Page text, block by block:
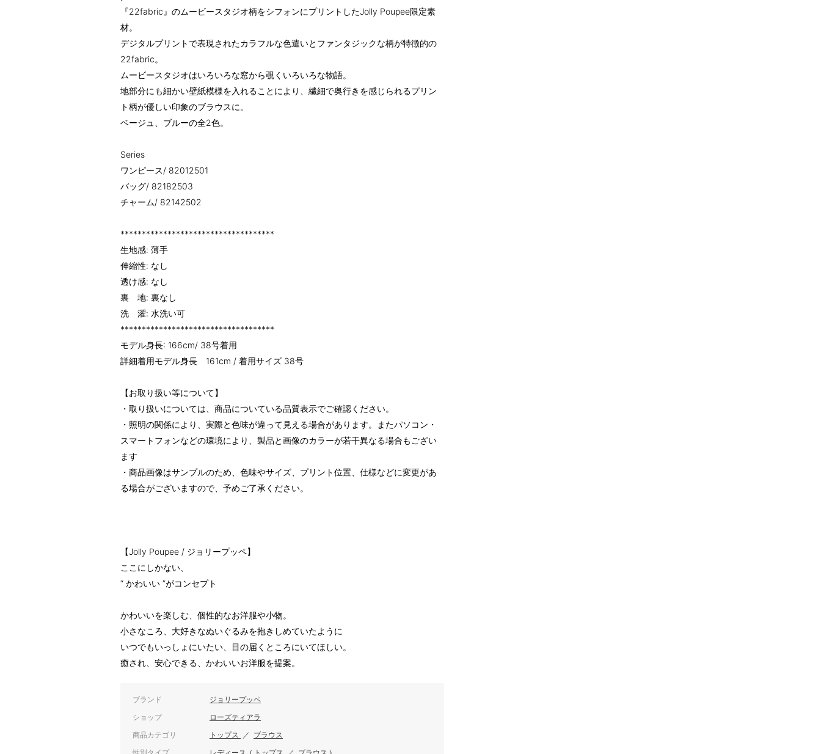
『22fabric』のムービースタジオ柄をシフォンにプリントしたJolly Poupee限定素
材。
デジタルプリントで表現されたカラフルな色遣いとファンタジックな柄が特徴的の
22fabric。
ムービースタジオはいろいろな窓から覗くいろいろな物語。
地部分にも細かい壁紙模様を入れることにより、繊細で奥行きを感じられるプリン
ト柄が優しい印象のブラウスに。
ベージュ、ブルーの全2色。
Series
ワンピース/ 82012501
バッグ/ 82182503
チャーム/ 82142502
************************************
生地感: 薄手
伸縮性: なし
透け感: なし
裏 地: 裏なし
洗 濯: 水洗い可
************************************
モデル身長: 166cm/ 38号着用
詳細着用モデル身長 161cm / 着用サイズ 38号
【お取り扱い等について】
・取り扱いについては、商品についている品質表示でご確認ください。
・照明の関係により、実際と色味が違って見える場合があります。またパソコン・
スマートフォンなどの環境により、製品と画像のカラーが若干異なる場合もござい
ます
・商品画像はサンプルのため、色味やサイズ、プリント位置、仕様などに変更があ
る場合がございますので、予めご了承ください。
【Jolly Poupee / ジョリープッペ】
ここにしかない、
“ かわいい ”がコンセプト
かわいいを楽しむ、個性的なお洋服や小物。
小さなころ、大好きなぬいぐるみを抱きしめていたように
いつでもいっしょにいたい、目の届くところにいてほしい。
癒され、安心できる、かわいいお洋服を提案。
ブランド ジョリープッペ
ショップ ローズティアラ
商品カテゴリ トップス ／ ブラウス